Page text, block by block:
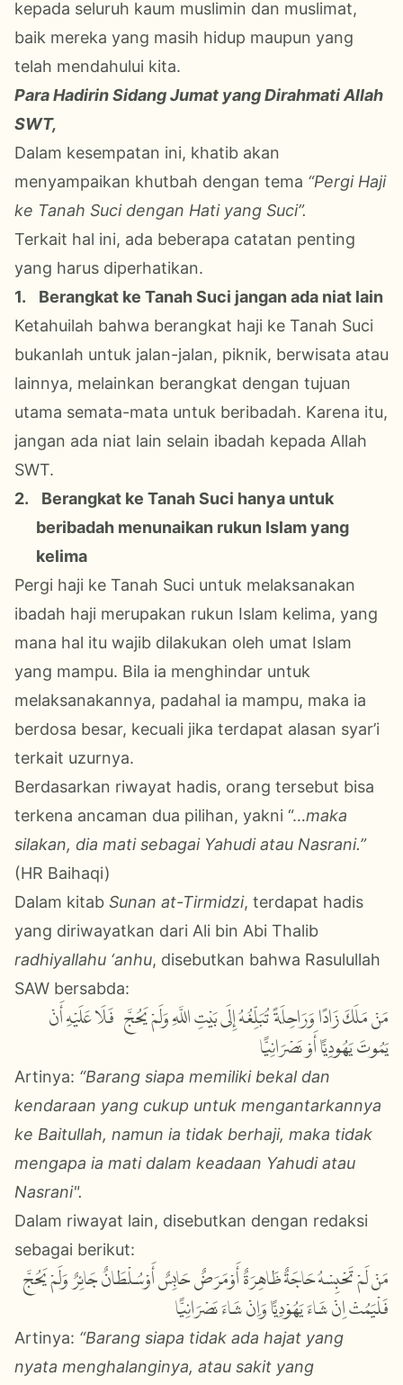
kepada seluruh kaum muslimin dan muslimat,
baik mereka yang masih hidup maupun yang
telah mendahului kita.
Para Hadirin Sidang Jumat yang Dirahmati Allah
SWT,
Dalam kesempatan ini, khatib akan
menyampaikan khutbah dengan tema “Pergi Haji
ke Tanah Suci dengan Hati yang Suci”.
Terkait hal ini, ada beberapa catatan penting
yang harus diperhatikan.
1.
Berangkat ke Tanah Suci jangan ada niat lain
Ketahuilah bahwa berangkat haji ke Tanah Suci
bukanlah untuk jalan-jalan, piknik, berwisata atau
lainnya, melainkan berangkat dengan tujuan
utama semata-mata untuk beribadah. Karena itu,
jangan ada niat lain selain ibadah kepada Allah
SWT.
2.
Berangkat ke Tanah Suci hanya untuk
beribadah menunaikan rukun Islam yang
kelima
Pergi haji ke Tanah Suci untuk melaksanakan
ibadah haji merupakan rukun Islam kelima, yang
mana hal itu wajib dilakukan oleh umat Islam
yang mampu. Bila ia menghindar untuk
melaksanakannya, padahal ia mampu, maka ia
berdosa besar, kecuali jika terdapat alasan syar’i
terkait uzurnya.
Berdasarkan riwayat hadis, orang tersebut bisa
terkena ancaman dua pilihan, yakni “…maka
silakan, dia mati sebagai Yahudi atau Nasrani.”
(HR Baihaqi)
Dalam kitab Sunan at-Tirmidzi, terdapat hadis
yang diriwayatkan dari Ali bin Abi Thalib
radhiyallahu ‘anhu, disebutkan bahwa Rasulullah
SAW bersabda:
مَنْ مَلَكَ زَادًا وَرَاحِلَةً تُبَلِّغُهُ إِلَى بَيْتِ اللَّهِ وَلَمْ يَحُجَّ؛ فَلَا عَلَيْهِ أَنْ
يَمُوتَ يَهُودِيًّا أَوْ نَصْرَانِيًّا
Artinya: “Barang siapa memiliki bekal dan
kendaraan yang cukup untuk mengantarkannya
ke Baitullah, namun ia tidak berhaji, maka tidak
mengapa ia mati dalam keadaan Yahudi atau
Nasrani".
Dalam riwayat lain, disebutkan dengan redaksi
sebagai berikut:
مَنْ لَمْ تَحْبِسْهُ حَاجَةٌ ظَاهِرَةٌ أَوْمَرَضٌ حَابِسٌ أَوْسُلْطَانٌ جَائِرٌ وَلَمْ يَحُجَّ
فَلْيَمُتْ اِنْ شَاءَ يَهُوْدِيًّا وَاِنْ شَاءَ نَصْرَانِيًّا
Artinya: “Barang siapa tidak ada hajat yang
nyata menghalanginya, atau sakit yang